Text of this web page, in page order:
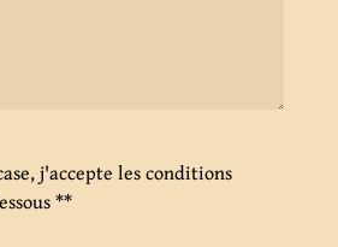
j'accepte les conditions
**